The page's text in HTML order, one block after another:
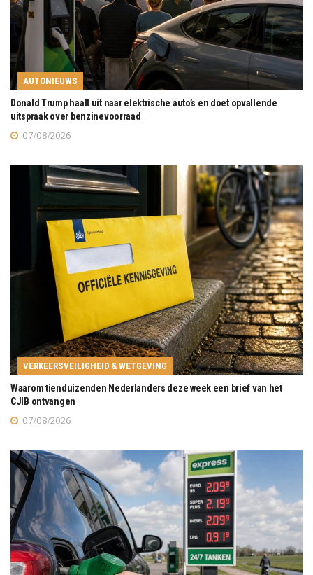
AUTONIEUWS
Donald Trump haalt uit naar elektrische auto’s en doet opvallende
uitspraak over benzinevoorraad
07/08/2026
VERKEERSVEILIGHEID & WETGEVING
Waarom tienduizenden Nederlanders deze week een brief van het
CJIB ontvangen
07/08/2026